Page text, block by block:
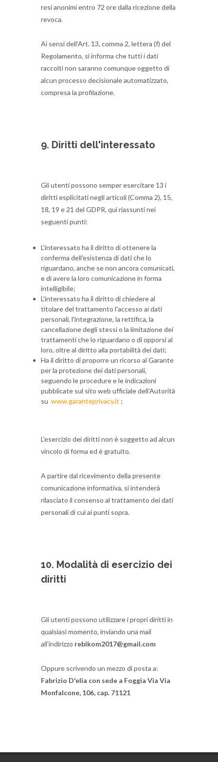
resi anonimi entro 72 ore dalla ricezione della
revoca.
Ai sensi dell'Art. 13, comma 2, lettera (f) del
Regolamento, si informa che tutti i dati
raccolti non saranno comunque oggetto di
alcun processo decisionale automatizzato,
compresa la profilazione.
9. Diritti dell'interessato
Gli utenti possono semper esercitare 13 i
diritti esplicitati negli articoli (Comma 2), 15,
18, 19 e 21 del GDPR, qui riassunti nei
seguenti punti:
L'interessato ha il diritto di ottenere la
conferma dell'esistenza di dati che lo
riguardano, anche se non ancora comunicati,
e di avere la loro comunicazione in forma
intelligibile;
L'interessato ha il diritto di chiedere al
titolare del trattamento l'accesso ai dati
personali, l'integrazione, la rettifica, la
cancellazione degli stessi o la limitazione dei
trattamenti che lo riguardano o di opporsi al
loro, oltre al diritto alla portabilità dei dati;
Ha il diritto di proporre un ricorso al Garante
per la protezione dei dati personali,
seguendo le procedure e le indicazioni
pubblicate sul sito web ufficiale dell'Autorità
su www.garanteprivacy.it ;
L'esercizio dei diritti non è soggetto ad alcun
vincolo di forma ed è gratuito.
A partire dal ricevimento della presente
comunicazione informativa, si intenderà
rilasciato il consenso al trattamento dei dati
personali di cui ai punti sopra.
10. Modalità di esercizio dei
diritti
Gli utenti possono utilizzare i propri diritti in
qualsiasi momento, inviando una mail
all'indirizzo rebikom2017@gmail.com
Oppure scrivendo un mezzo di posta a:
Fabrizio D'elia con sede a Foggia Via Via
Monfalcone, 106, cap. 71121